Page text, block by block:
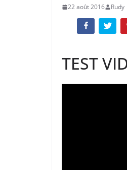
22 août 2016 Rudy
TEST